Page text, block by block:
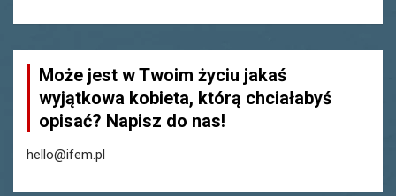
Może jest w Twoim życiu jakaś
wyjątkowa kobieta, którą chciałabyś
opisać? Napisz do nas!
hello@ifem.pl